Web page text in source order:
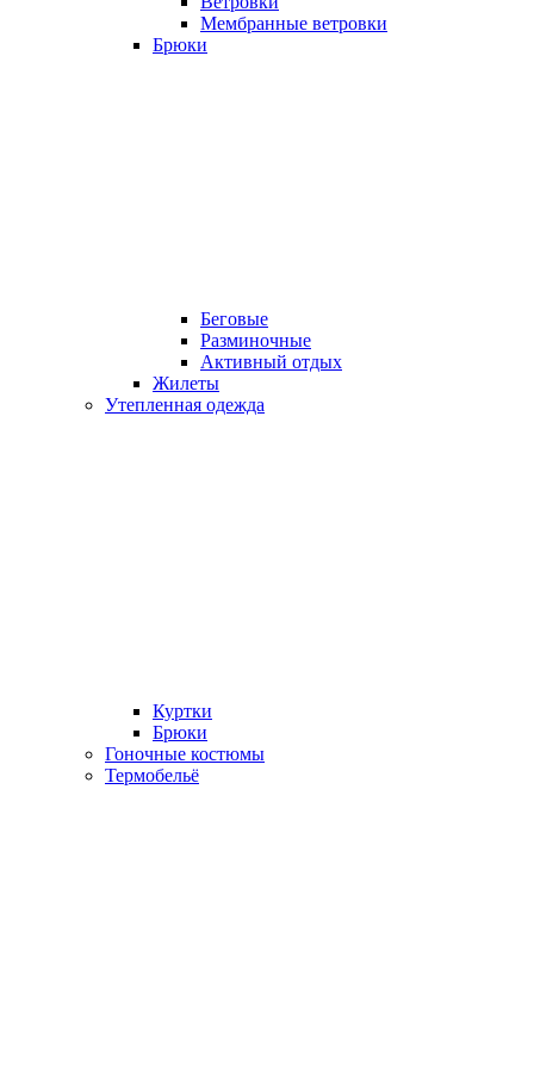
Мембранные ветровки
Брюки
Беговые
Разминочные
Активный отдых
Жилеты
Утепленная одежда
Куртки
Брюки
Гоночные костюмы
Термобельё